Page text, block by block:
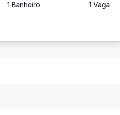
1 Banheiro 1 Vaga